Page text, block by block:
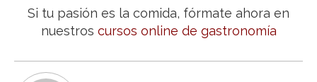
Si tu pasión es la comida, fórmate ahora en
nuestros cursos online de gastronomía